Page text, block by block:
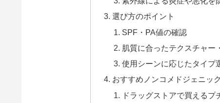
選び方のポイント
SPF・PA値の確認
肌質に合ったテクスチャー
使用シーンに応じたタイプ
おすすめノンコメドジェニッ
ドラッグストアで買えるプ